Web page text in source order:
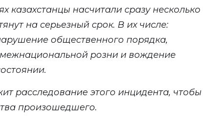
казахстанцы насчитали сразу несколько
на серьезный срок. В их числе:
общественного порядка,
межнациональной розни и вождение
расследование этого инцидента, чтобы
произошедшего.